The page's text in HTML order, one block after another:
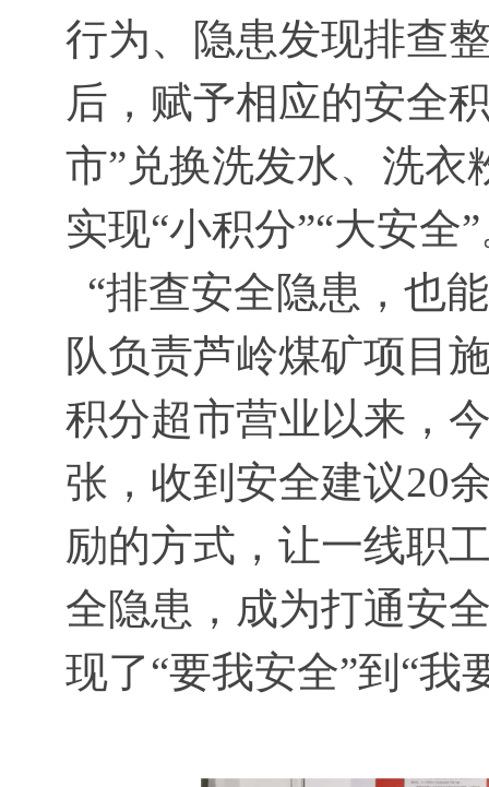
行为、隐患发现排查
后，赋予相应的安全
市”兑换洗发水、洗衣
实现“小积分”“大安全
“排查安全隐患，也
队负责芦岭煤矿项目
积分超市营业以来，
张，收到安全建议20
励的方式，让一线职
全隐患，成为打通安
现了“要我安全”到“我